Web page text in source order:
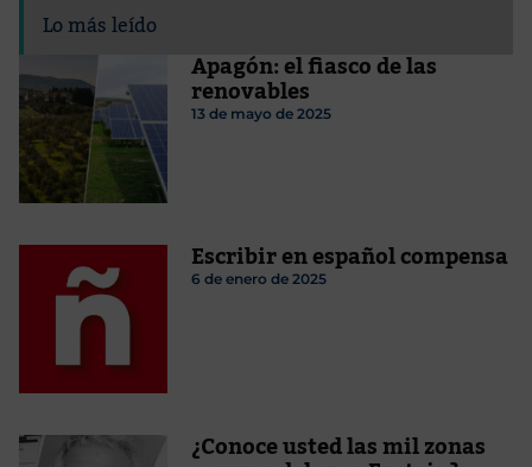
Lo más leído
Apagón: el fiasco de las
renovables
13 de mayo de 2025
Escribir en español compensa
6 de enero de 2025
¿Conoce usted las mil zonas